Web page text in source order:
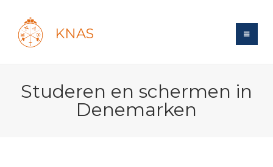
KNAS
Login
Bond
Studeren en schermen in
Denemarken